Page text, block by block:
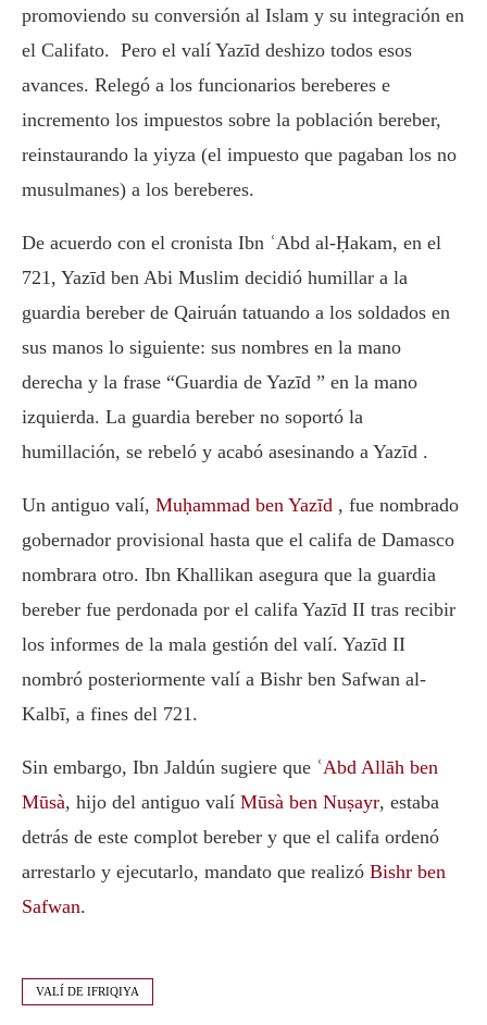
promoviendo su conversión al Islam y su integración en
el Califato. Pero el valí Yazīd deshizo todos esos
avances. Relegó a los funcionarios bereberes e
incremento los impuestos sobre la población bereber,
reinstaurando la yiyza (el impuesto que pagaban los no
musulmanes) a los bereberes.
De acuerdo con el cronista Ibn ʿAbd al-Ḥakam, en el
721, Yazīd ben Abi Muslim decidió humillar a la
guardia bereber de Qairuán tatuando a los soldados en
sus manos lo siguiente: sus nombres en la mano
derecha y la frase “Guardia de Yazīd ” en la mano
izquierda. La guardia bereber no soportó la
humillación, se rebeló y acabó asesinando a Yazīd .
Un antiguo valí, Muḥammad ben Yazīd , fue nombrado
gobernador provisional hasta que el califa de Damasco
nombrara otro. Ibn Khallikan asegura que la guardia
bereber fue perdonada por el califa Yazīd II tras recibir
los informes de la mala gestión del valí. Yazīd II
nombró posteriormente valí a Bishr ben Safwan al-
Kalbī, a fines del 721.
Sin embargo, Ibn Jaldún sugiere que ʿAbd Allāh ben
Mūsà, hijo del antiguo valí Mūsà ben Nuṣayr, estaba
detrás de este complot bereber y que el califa ordenó
arrestarlo y ejecutarlo, mandato que realizó Bishr ben
Safwan.
VALÍ DE IFRIQIYA